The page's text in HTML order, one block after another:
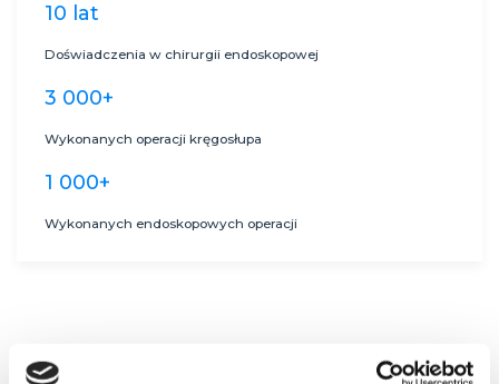
10 lat
Doświadczenia w chirurgii endoskopowej
3 000+
Wykonanych operacji kręgosłupa
1 000+
Wykonanych endoskopowych operacji